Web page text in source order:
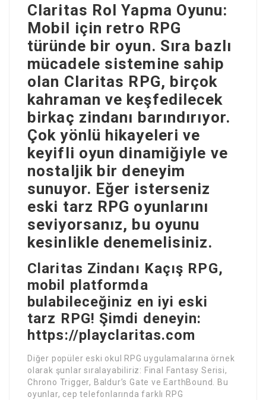
Claritas Rol Yapma Oyunu:
Mobil için retro RPG
türünde bir oyun. Sıra bazlı
mücadele sistemine sahip
olan Claritas RPG, birçok
kahraman ve keşfedilecek
birkaç zindanı barındırıyor.
Çok yönlü hikayeleri ve
keyifli oyun dinamiğiyle ve
nostaljik bir deneyim
sunuyor. Eğer isterseniz
eski tarz RPG oyunlarını
seviyorsanız, bu oyunu
kesinlikle denemelisiniz.
Claritas Zindanı Kaçış RPG,
mobil platformda
bulabileceğiniz en iyi eski
tarz RPG! Şimdi deneyin:
https://playclaritas.com
Diğer popüler eski okul RPG uygulamalarına örnek
olarak şunlar sıralayabiliriz: Final Fantasy Serisi,
Chrono Trigger, Baldur’s Gate ve EarthBound. Bu
oyunlar, cep telefonlarında farklı RPG